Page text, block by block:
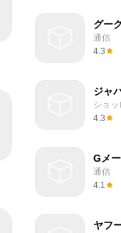
グー
通信
4.3
ジャ
ショ
4.3
Gメ
通信
4.1
ヤフ